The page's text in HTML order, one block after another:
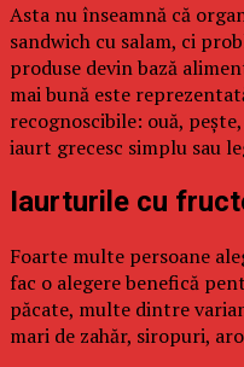
Asta nu înseamnă că
sandwich cu salam, ci
produse devin bază
mai bună este
recognoscibile: ouă,
iaurt grecesc simplu sau
Iaurturile cu
Foarte multe persoane
fac o alegere benefică
păcate, multe dintre
mari de zahăr, siropuri,